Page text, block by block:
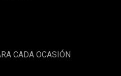
CADA OCASIÓN